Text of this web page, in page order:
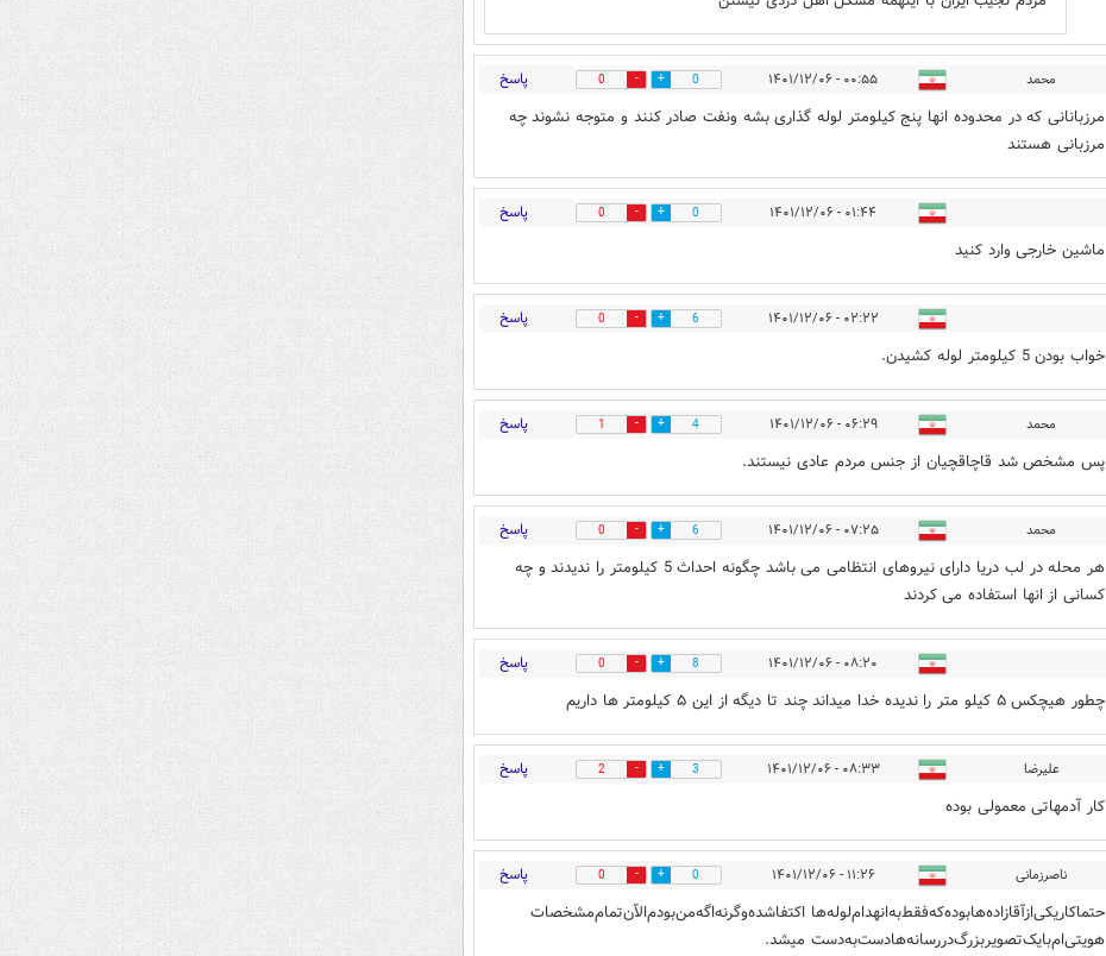
محمد ۰۰:۵۵ - ۱۴۰۱/۱۲/۰۶ 0
0 پاسخ
مرزبانانی که در محدوده انها پنج کیلومتر لوله گذاری بشه ونفت صادر کنند و متوجه نشوند چه
مرزبانی هستند
۰۱:۴۴ - ۱۴۰۱/۱۲/۰۶ 0
0 پاسخ
ماشین خارجی وارد کنید
۰۲:۲۲ - ۱۴۰۱/۱۲/۰۶ 6
0 پاسخ
خواب بودن 5 کیلومتر لوله کشیدن.
محمد ۰۶:۲۹ - ۱۴۰۱/۱۲/۰۶ 4
1 پاسخ
پس مشخص شد قاچاقچیان از جنس مردم عادی نیستند.
محمد ۰۷:۲۵ - ۱۴۰۱/۱۲/۰۶ 6
0 پاسخ
هر محله در لب دریا دارای نیروهای انتظامی می باشد چگونه احداث 5 کیلومتر را ندیدند و چه
کسانی از انها استفاده می کردند
۰۸:۲۰ - ۱۴۰۱/۱۲/۰۶ 8
0 پاسخ
چطور هیچکس ۵ کیلو متر را ندیده خدا میداند چند تا دیگه از این ۵ کیلومتر ها داریم
علیرضا ۰۸:۳۳ - ۱۴۰۱/۱۲/۰۶ 3
2 پاسخ
کار آدمهاتی معمولی بوده
ناصرزمانی ۱۱:۲۶ - ۱۴۰۱/۱۲/۰۶ 0
0 پاسخ
حتماکاریکی‌ازآقازاده‌هابوده‌که‌فقط‌به‌انهدام‌لوله‌ها اکتفاشده‌وگرنه‌اگه‌من‌بودم‌الآن‌تمام‌مشخصات
هویتی‌ام‌بایک‌تصویربزرگ‌دررسانه‌هادست‌به‌دست میشد.